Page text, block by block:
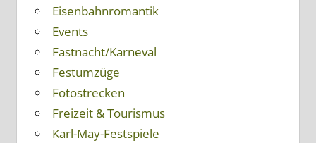
Eisenbahnromantik
Events
Fastnacht/Karneval
Festumzüge
Fotostrecken
Freizeit & Tourismus
Karl-May-Festspiele